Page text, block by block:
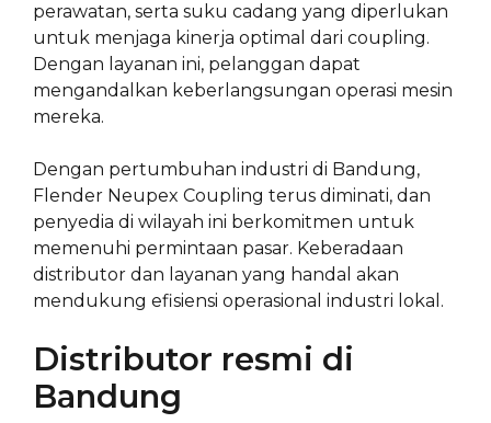
perawatan, serta suku cadang yang diperlukan
untuk menjaga kinerja optimal dari coupling.
Dengan layanan ini, pelanggan dapat
mengandalkan keberlangsungan operasi mesin
mereka.
Dengan pertumbuhan industri di Bandung,
Flender Neupex Coupling terus diminati, dan
penyedia di wilayah ini berkomitmen untuk
memenuhi permintaan pasar. Keberadaan
distributor dan layanan yang handal akan
mendukung efisiensi operasional industri lokal.
Distributor resmi di
Bandung